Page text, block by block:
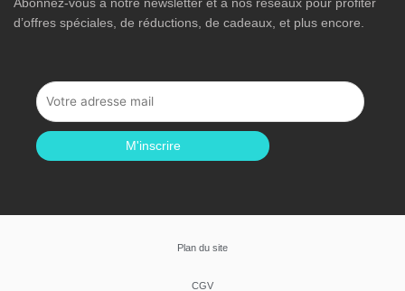
d’offres spéciales, de réductions, de cadeaux, et plus encore.
M'inscrire
Plan du site
CGV